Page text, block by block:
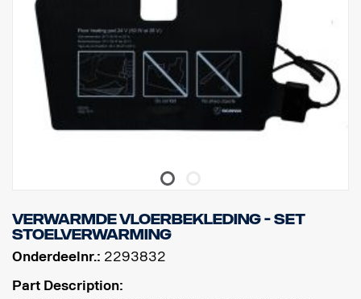
Verwarmde vloerbekleding - set
stoelverwarming
Onderdeelnr.: 2293832
Part Description: